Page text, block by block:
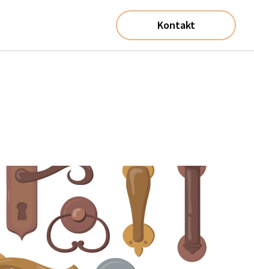
Kontakt